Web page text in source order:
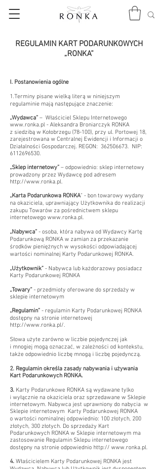
REGULAMIN KART PODARUNKOWYCH
„RONKA”
I. Postanowienia ogólne
1.Terminy pisane wielką literą w niniejszym
regulaminie mają następujące znaczenie:
„Wydawca” – Właściciel Sklepu Internetowego
www.ronka.pl - Aleksandra Broniarczyk RONKA
z siedzibą w Kołobrzegu (78-100), przy ul. Portowej 18,
zarejestrowana w Centralnej Ewidencji i Informacji o
Działalności Gospodarczej. REGON: 362506673. NIP:
6112696530.
„Sklep internetowy” – odpowiednio: sklep internetowy
prowadzony przez Wydawcę pod adresem
http://www.ronka.pl.
„Karta Podarunkowa RONKA” - bon towarowy wydany
na okaziciela, uprawniający Użytkownika do realizacji
zakupu Towarów za pośrednictwem sklepu
internetowego www.ronka.pl.
„Nabywca” - osoba, która nabywa od Wydawcy Kartę
Podarunkową RONKA w zamian za przekazanie
środków pieniężnych w wysokości odpowiadającej
wartości nominalnej Karty Podarunkowej RONKA.
„Użytkownik” - Nabywca lub każdorazowy posiadacz
Karty Podarunkowej RONKA
„Towary” - przedmioty oferowane do sprzedaży w
sklepie internetowym
„Regulamin” - regulamin Karty Podarunkowej RONKA
dostępny na stronie internetowej
http://www.ronka.pl/.
Słowa użyte zarówno w liczbie pojedynczej jak
i mnogiej mogą oznaczać, w zależności od kontekstu,
także odpowiednio liczbę mnogą i liczbę pojedynczą.
2. Regulamin określa zasady nabywania i używania
Kart Podarunkowych RONKA.
3. Karty Podarunkowe RONKA są wydawane tylko
i wyłącznie na okaziciela oraz sprzedawane w Sklepie
internetowym. Nabywca jest uprawniony do nabycia w
Sklepie internetowym Karty Podarunkowej RONKA
o wartości nominalnej odpowiednio: 100 złotych, 200
złotych, 300 złotych. Do sprzedaży Kart
Podarunkowych RONKA w Sklepie internetowym ma
zastosowanie Regulamin Sklepu internetowego
dostępny na stronie odpowiednio http:// www.ronka.pl.
4. Właścicielem Karty Podarunkowej RONKA jest